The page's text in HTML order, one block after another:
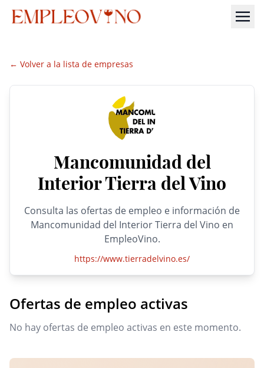
← Volver a la lista de empresas
Mancomunidad del
Interior Tierra del Vino
Consulta las ofertas de empleo e información de
Mancomunidad del Interior Tierra del Vino en
EmpleoVino.
https://www.tierradelvino.es/
Ofertas de empleo activas
No hay ofertas de empleo activas en este momento.